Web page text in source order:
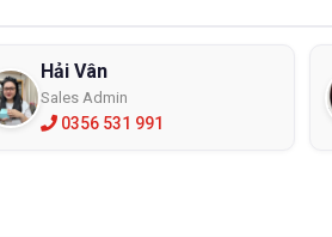
Hải Vân
Sales Admin
0356 531 991